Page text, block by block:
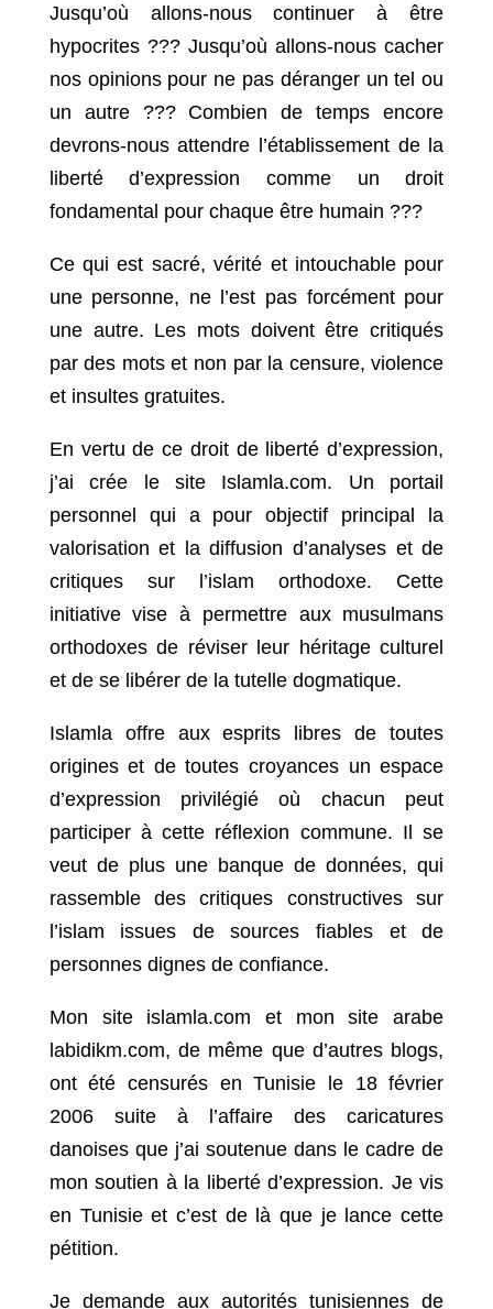
Jusqu’où allons-nous continuer à être
hypocrites ??? Jusqu’où allons-nous cacher
nos opinions pour ne pas déranger un tel ou
un autre ??? Combien de temps encore
devrons-nous attendre l’établissement de la
liberté d’expression comme un droit
fondamental pour chaque être humain ???
Ce qui est sacré, vérité et intouchable pour
une personne, ne l’est pas forcément pour
une autre. Les mots doivent être critiqués
par des mots et non par la censure, violence
et insultes gratuites.
En vertu de ce droit de liberté d’expression,
j’ai crée le site Islamla.com. Un portail
personnel qui a pour objectif principal la
valorisation et la diffusion d’analyses et de
critiques sur l’islam orthodoxe. Cette
initiative vise à permettre aux musulmans
orthodoxes de réviser leur héritage culturel
et de se libérer de la tutelle dogmatique.
Islamla offre aux esprits libres de toutes
origines et de toutes croyances un espace
d’expression privilégié où chacun peut
participer à cette réflexion commune. Il se
veut de plus une banque de données, qui
rassemble des critiques constructives sur
l’islam issues de sources fiables et de
personnes dignes de confiance.
Mon site islamla.com et mon site arabe
labidikm.com, de même que d’autres blogs,
ont été censurés en Tunisie le 18 février
2006 suite à l’affaire des caricatures
danoises que j’ai soutenue dans le cadre de
mon soutien à la liberté d’expression. Je vis
en Tunisie et c’est de là que je lance cette
pétition.
Je demande aux autorités tunisiennes de